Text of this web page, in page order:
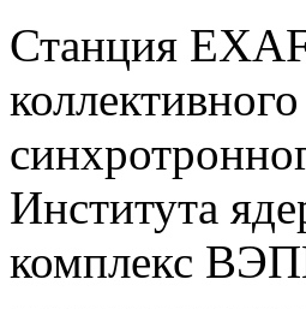
Станция
Института
комплекс